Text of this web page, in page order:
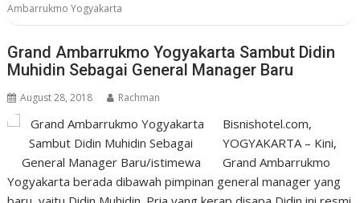
Ambarrukmo Yogyakarta
Grand Ambarrukmo Yogyakarta Sambut Didin
Muhidin Sebagai General Manager Baru
August 28, 2018 Rachman
Bisnishotel.com,
YOGYAKARTA – Kini,
Grand Ambarrukmo
Yogyakarta berada dibawah pimpinan general manager yang